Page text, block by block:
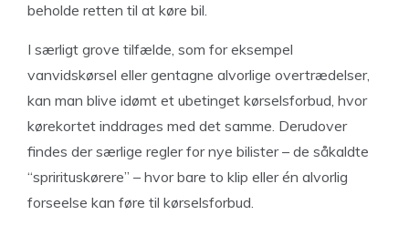
beholde retten til at køre bil.
I særligt grove tilfælde, som for eksempel
vanvidskørsel eller gentagne alvorlige overtrædelser,
kan man blive idømt et ubetinget kørselsforbud, hvor
kørekortet inddrages med det samme. Derudover
findes der særlige regler for nye bilister – de såkaldte
“sprirituskørere” – hvor bare to klip eller én alvorlig
forseelse kan føre til kørselsforbud.